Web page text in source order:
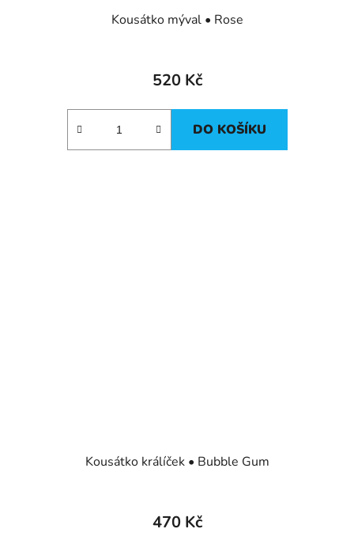
Kousátko mýval • Rose
520 Kč
DO KOŠÍKU
Kousátko králíček • Bubble Gum
470 Kč